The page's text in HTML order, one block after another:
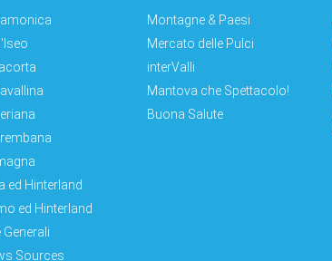
ed Hinterland
ed Hinterland
Generali
Sources
Montagne & Paesi
Mercato delle Pulci
interValli
Mantova che Spettacolo!
Buona Salute